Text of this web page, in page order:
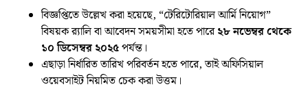
বিজ্ঞপ্তিতে উল্লেখ করা হয়েছে, “টেরিটোরিয়াল আর্মি নিয়োগ”
বিষয়ক র‍্যালি বা আবেদন সময়সীমা হতে পারে২৮ নভেম্বর থেকে
১০ ডিসেম্বর ২০২৫পর্যন্ত।
এছাড়া নির্ধারিত তারিখ পরিবর্তন হতে পারে, তাই অফিসিয়াল
ওয়েবসাইট নিয়মিত চেক করা উত্তম।